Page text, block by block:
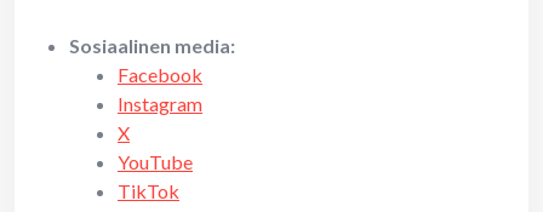
Sosiaalinen media:
Facebook
Instagram
X
YouTube
TikTok